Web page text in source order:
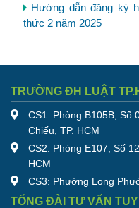
Hướng dẫn đăng ký
thức 2 năm 2025
TRƯỜNG ĐH LUẬT
CS1: Phòng B105B, Số
Chiếu, TP. HCM
CS2: Phòng E107, Số
HCM
CS3: Phường Long
TỔNG ĐÀI TƯ VẤN